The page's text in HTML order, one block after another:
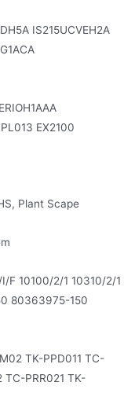
IS215UCVEH2A
EX2100
Plant Scape
F 10100/2/1 10310/2/1
80363975-150
TK-PPD011 TC-
TC-PRR021 TK-